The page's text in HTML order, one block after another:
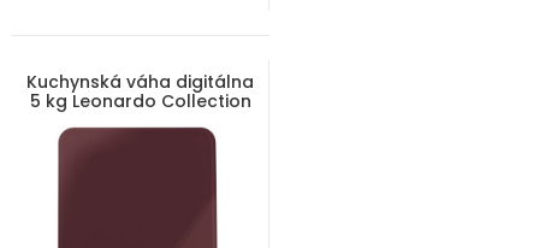
Kuchynská váha digitálna
5 kg Leonardo Collection